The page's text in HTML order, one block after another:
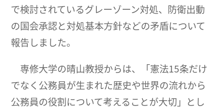
で検討されているグレーゾーン対処、防衛出動
の国会承認と対処基本方針などの矛盾について
報告しました。
専修大学の晴山教授からは、「憲法15条だけ
でなく公務員が生まれた歴史や世界の流れから
公務員の役割について考えることが大切」とし